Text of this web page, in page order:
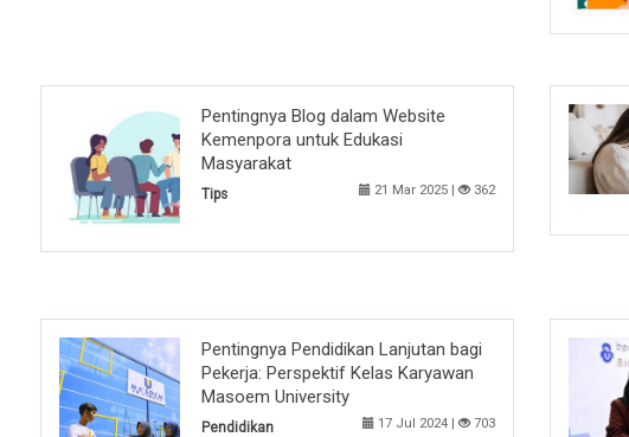
Pentingnya Blog dalam Website
Kemenpora untuk Edukasi
Masyarakat
Tips 21 Mar 2025 | 362
Pentingnya Pendidikan Lanjutan bagi
Pekerja: Perspektif Kelas Karyawan
Masoem University
Pendidikan 17 Jul 2024 | 703